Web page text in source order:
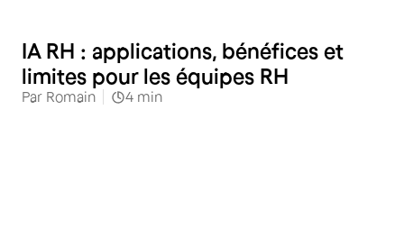
IA RH : applications, bénéfices et
limites pour les équipes RH
Par Romain 4 min